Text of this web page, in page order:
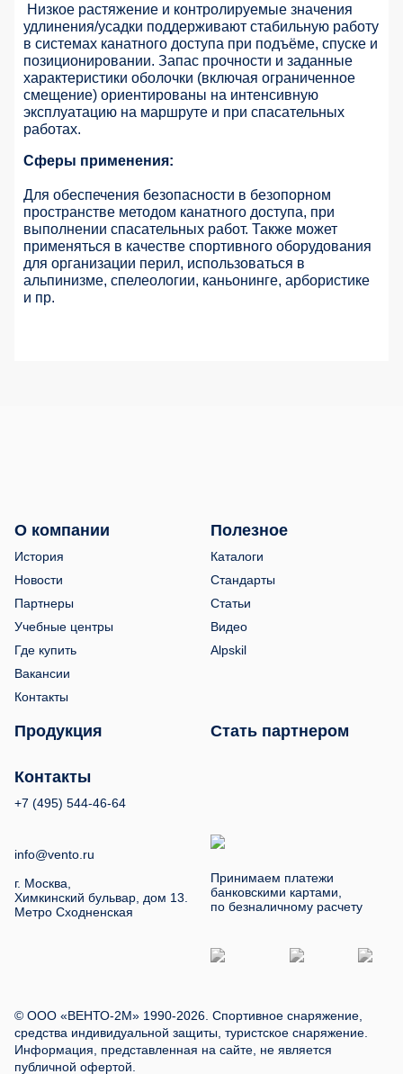
Низкое растяжение и контролируемые значения
удлинения/усадки поддерживают стабильную работу
в системах канатного доступа при подъёме, спуске и
позиционировании. Запас прочности и заданные
характеристики оболочки (включая ограниченное
смещение) ориентированы на интенсивную
эксплуатацию на маршруте и при спасательных
работах.
Сферы применения:
Для обеспечения безопасности в безопорном
пространстве методом канатного доступа, при
выполнении спасательных работ. Также может
применяться в качестве спортивного оборудования
для организации перил, использоваться в
альпинизме, спелеологии, каньонинге, арбористике
и пр.
О компании
История
Новости
Партнеры
Учебные центры
Где купить
Вакансии
Контакты
Полезное
Каталоги
Стандарты
Статьи
Видео
Alpskil
Продукция Стать партнером
Контакты
+7 (495) 544-46-64
info@vento.ru
г. Москва,
Химкинский бульвар, дом 13.
Метро Сходненская
Принимаем платежи
банковскими картами,
по безналичному расчету
© ООО «ВЕНТО-2М» 1990-2026. Спортивное снаряжение,
средства индивидуальной защиты, туристское снаряжение.
Информация, представленная на сайте, не является
публичной офертой.